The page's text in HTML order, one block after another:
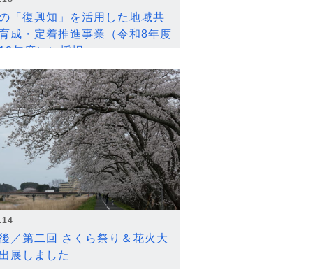
「復興知」を活用した地域共
成・定着推進事業（令和8年度
年度）に採択
／第二回 さくら祭り＆花火大
展しました